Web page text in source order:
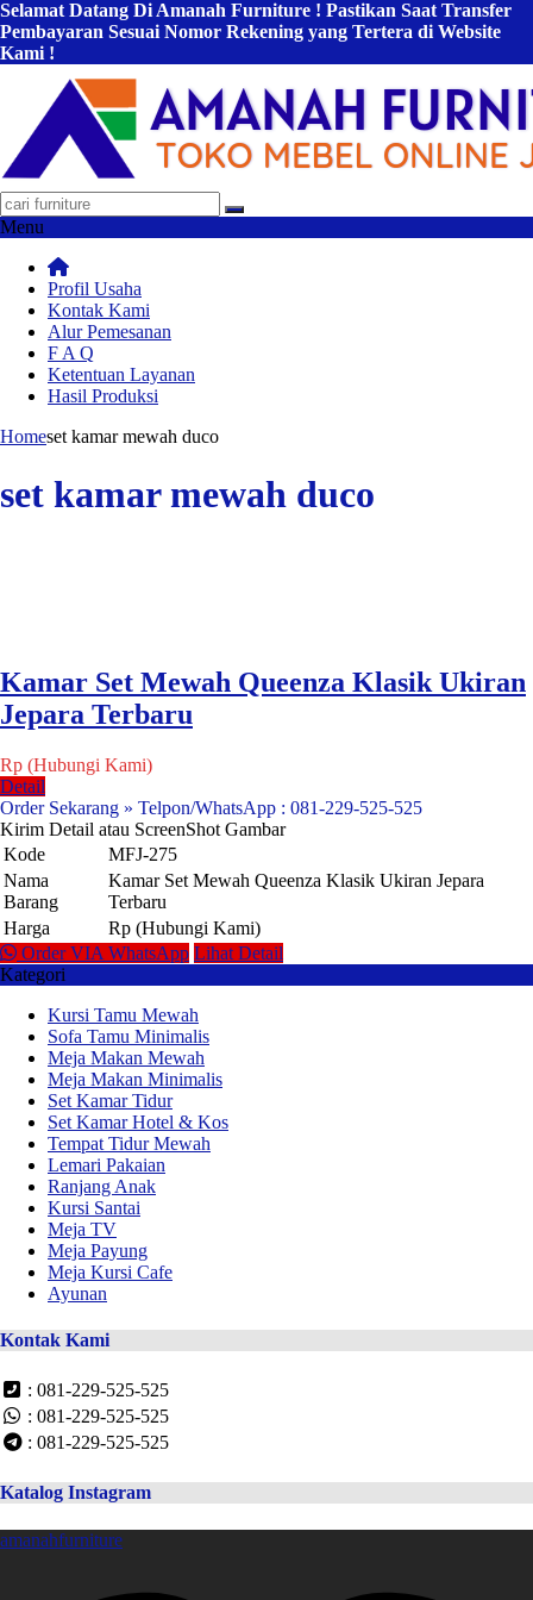
Selamat Datang Di Amanah Furniture ! Pastikan Saat Transfer
Pembayaran Sesuai Nomor Rekening yang Tertera di Website
Kami !
Menu
Profil Usaha
Kontak Kami
Alur Pemesanan
F A Q
Ketentuan Layanan
Hasil Produksi
Homeset kamar mewah duco
set kamar mewah duco
Kamar Set Mewah Queenza Klasik Ukiran
Jepara Terbaru
Rp (Hubungi Kami)
Detail
Order Sekarang » Telpon/WhatsApp : 081-229-525-525
Kirim Detail atau ScreenShot Gambar
Kode
MFJ-275
Nama
Barang
Kamar Set Mewah Queenza Klasik Ukiran Jepara
Terbaru
Harga
Rp (Hubungi Kami)
Order VIA WhatsApp Lihat Detail
Kategori
Kursi Tamu Mewah
Sofa Tamu Minimalis
Meja Makan Mewah
Meja Makan Minimalis
Set Kamar Tidur
Set Kamar Hotel & Kos
Tempat Tidur Mewah
Lemari Pakaian
Ranjang Anak
Kursi Santai
Meja TV
Meja Payung
Meja Kursi Cafe
Ayunan
Kontak Kami
: 081-229-525-525
: 081-229-525-525
: 081-229-525-525
Katalog Instagram
amanahfurniture